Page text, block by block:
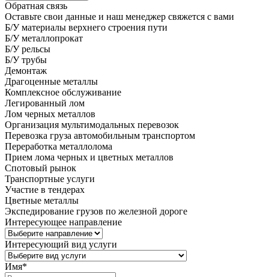
Обратная связь
Оставьте свои данные и наш менеджер свяжется с вами
Б/У материалы верхнего строения пути
Б/У металлопрокат
Б/У рельсы
Б/У трубы
Демонтаж
Драгоценные металлы
Комплексное обслуживание
Легированный лом
Лом черных металлов
Организация мультимодальных перевозок
Перевозка груза автомобильным транспортом
Переработка металлолома
Прием лома черных и цветных металлов
Спотовый рынок
Транспортные услуги
Участие в тендерах
Цветные металлы
Экспедирование грузов по железной дороге
Интересующее направление
Интересующий вид услуги
Имя*